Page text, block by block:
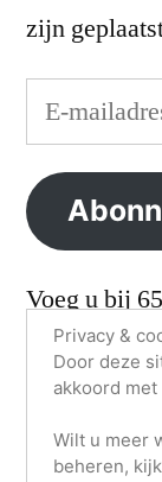
zijn
E-
mailadres
Voeg u bij
Rode Boei.
Privacy &
Door deze
akkoord
Wilt u meer
beheren,